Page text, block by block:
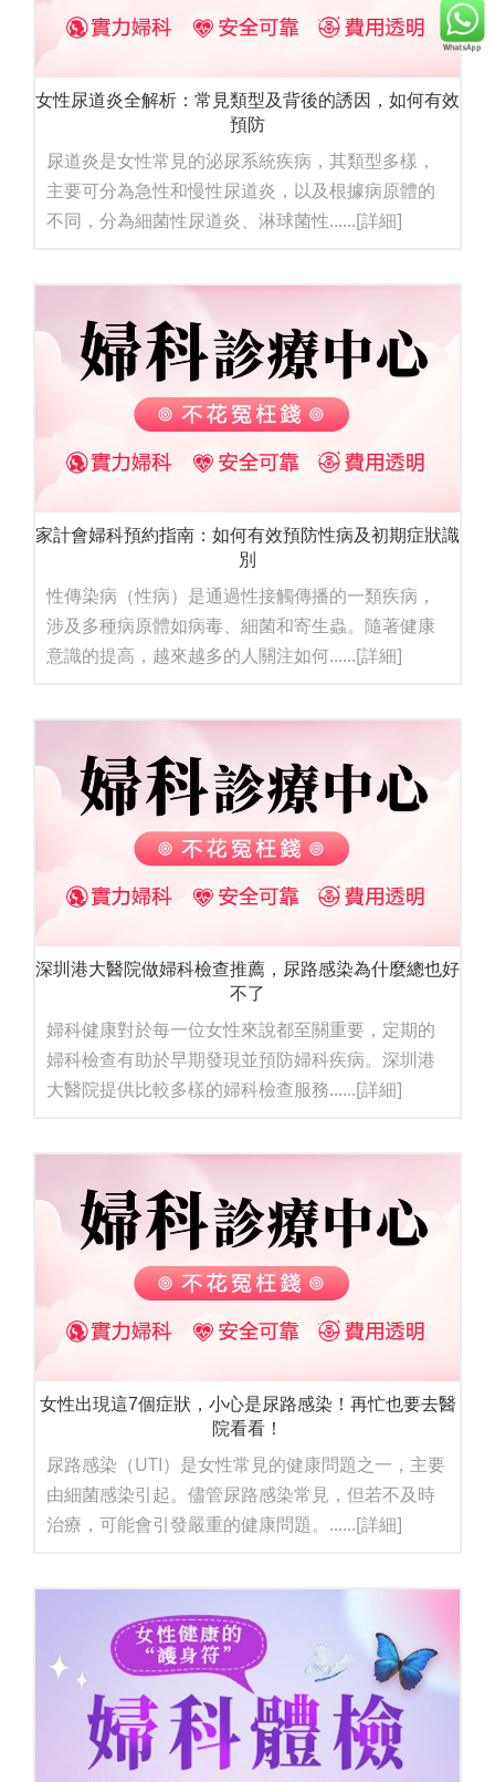
女性尿道炎全解析：常見類型及背後的誘因，如何有效
預防
尿道炎是女性常見的泌尿系統疾病，其類型多樣，
主要可分為急性和慢性尿道炎，以及根據病原體的
不同，分為細菌性尿道炎、淋球菌性......[詳細]
家計會婦科預約指南：如何有效預防性病及初期症狀識
別
性傳染病（性病）是通過性接觸傳播的一類疾病，
涉及多種病原體如病毒、細菌和寄生蟲。隨著健康
意識的提高，越來越多的人關注如何......[詳細]
深圳港大醫院做婦科檢查推薦，尿路感染為什麼總也好
不了
婦科健康對於每一位女性來說都至關重要，定期的
婦科檢查有助於早期發現並預防婦科疾病。深圳港
大醫院提供比較多樣的婦科檢查服務......[詳細]
女性出現這7個症狀，小心是尿路感染！再忙也要去醫
院看看！
尿路感染（UTI）是女性常見的健康問題之一，主要
由細菌感染引起。儘管尿路感染常見，但若不及時
治療，可能會引發嚴重的健康問題。......[詳細]